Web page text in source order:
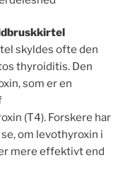
skyldes ofte den
thyroiditis. Den
som er en
(T4). Forskere har
om levothyroxin i
mere effektivt end